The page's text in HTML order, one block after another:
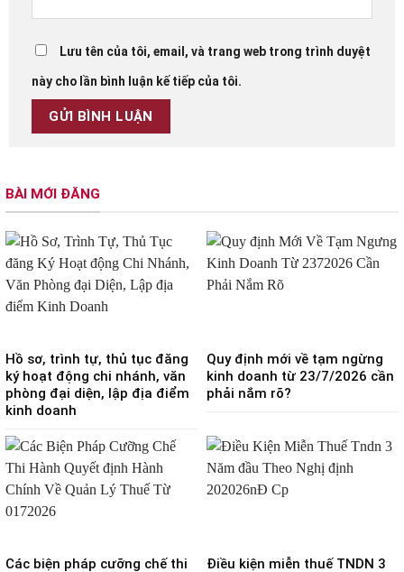
Lưu tên của tôi, email, và trang web trong trình duyệt
này cho lần bình luận kế tiếp của tôi.
BÀI MỚI ĐĂNG
Hồ sơ, trình tự, thủ tục đăng
ký hoạt động chi nhánh, văn
phòng đại diện, lập địa điểm
kinh doanh
Quy định mới về tạm ngừng
kinh doanh từ 23/7/2026 cần
phải nắm rõ?
Các biện pháp cưỡng chế thi Điều kiện miễn thuế TNDN 3